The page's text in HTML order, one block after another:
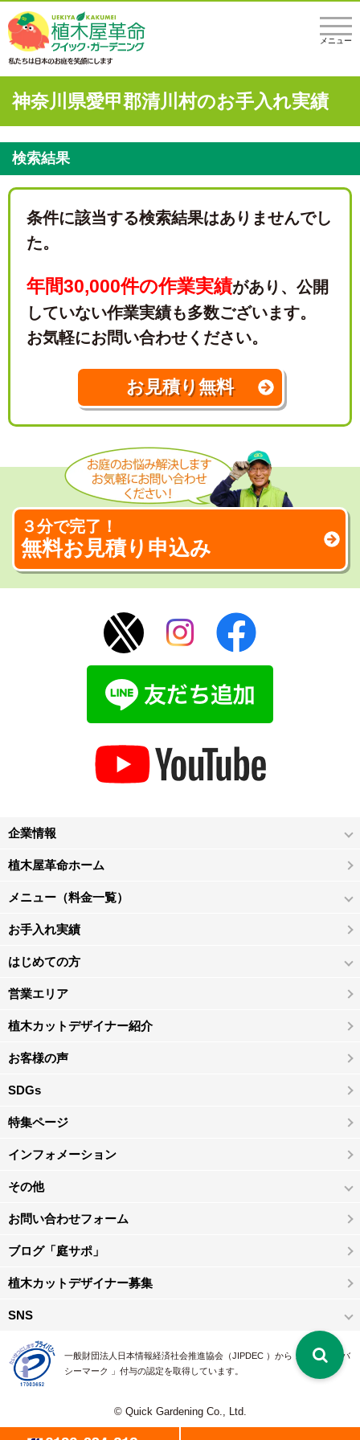
メニュー
神奈川県愛甲郡清川村のお手入れ実績
検索結果
条件に該当する検索結果はありませんでし
た。
年間30,000件の作業実績があり、 公開
していない作業実績も多数ございます。
お気軽にお問い合わせください。
お見積り無料
３分で完了！
無料お見積り申込み
企業情報
植木屋革命ホーム
メニュー（料金一覧）
お手入れ実績
はじめての方
営業エリア
植木カットデザイナー紹介
お客様の声
SDGs
特集ページ
インフォメーション
その他
お問い合わせフォーム
ブログ「庭サポ」
植木カットデザイナー募集
SNS
一般財団法人日本情報経済社会推進協会（JIPDEC ）から 、「 プライバ
シーマーク 」付与の認定を取得しています。
© Quick Gardening Co., Ltd.